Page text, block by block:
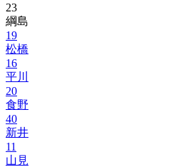
23
綱島
19
松橋
16
平川
20
食野
40
新井
11
山見